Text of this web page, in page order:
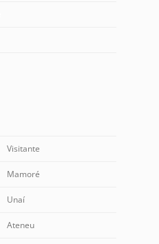
Visitante
Mamoré
Unaí
Ateneu